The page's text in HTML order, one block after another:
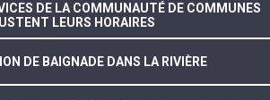
DE LA COMMUNAUTÉ DE COMMUNES
LEURS HORAIRES
DE BAIGNADE DANS LA RIVIÈRE